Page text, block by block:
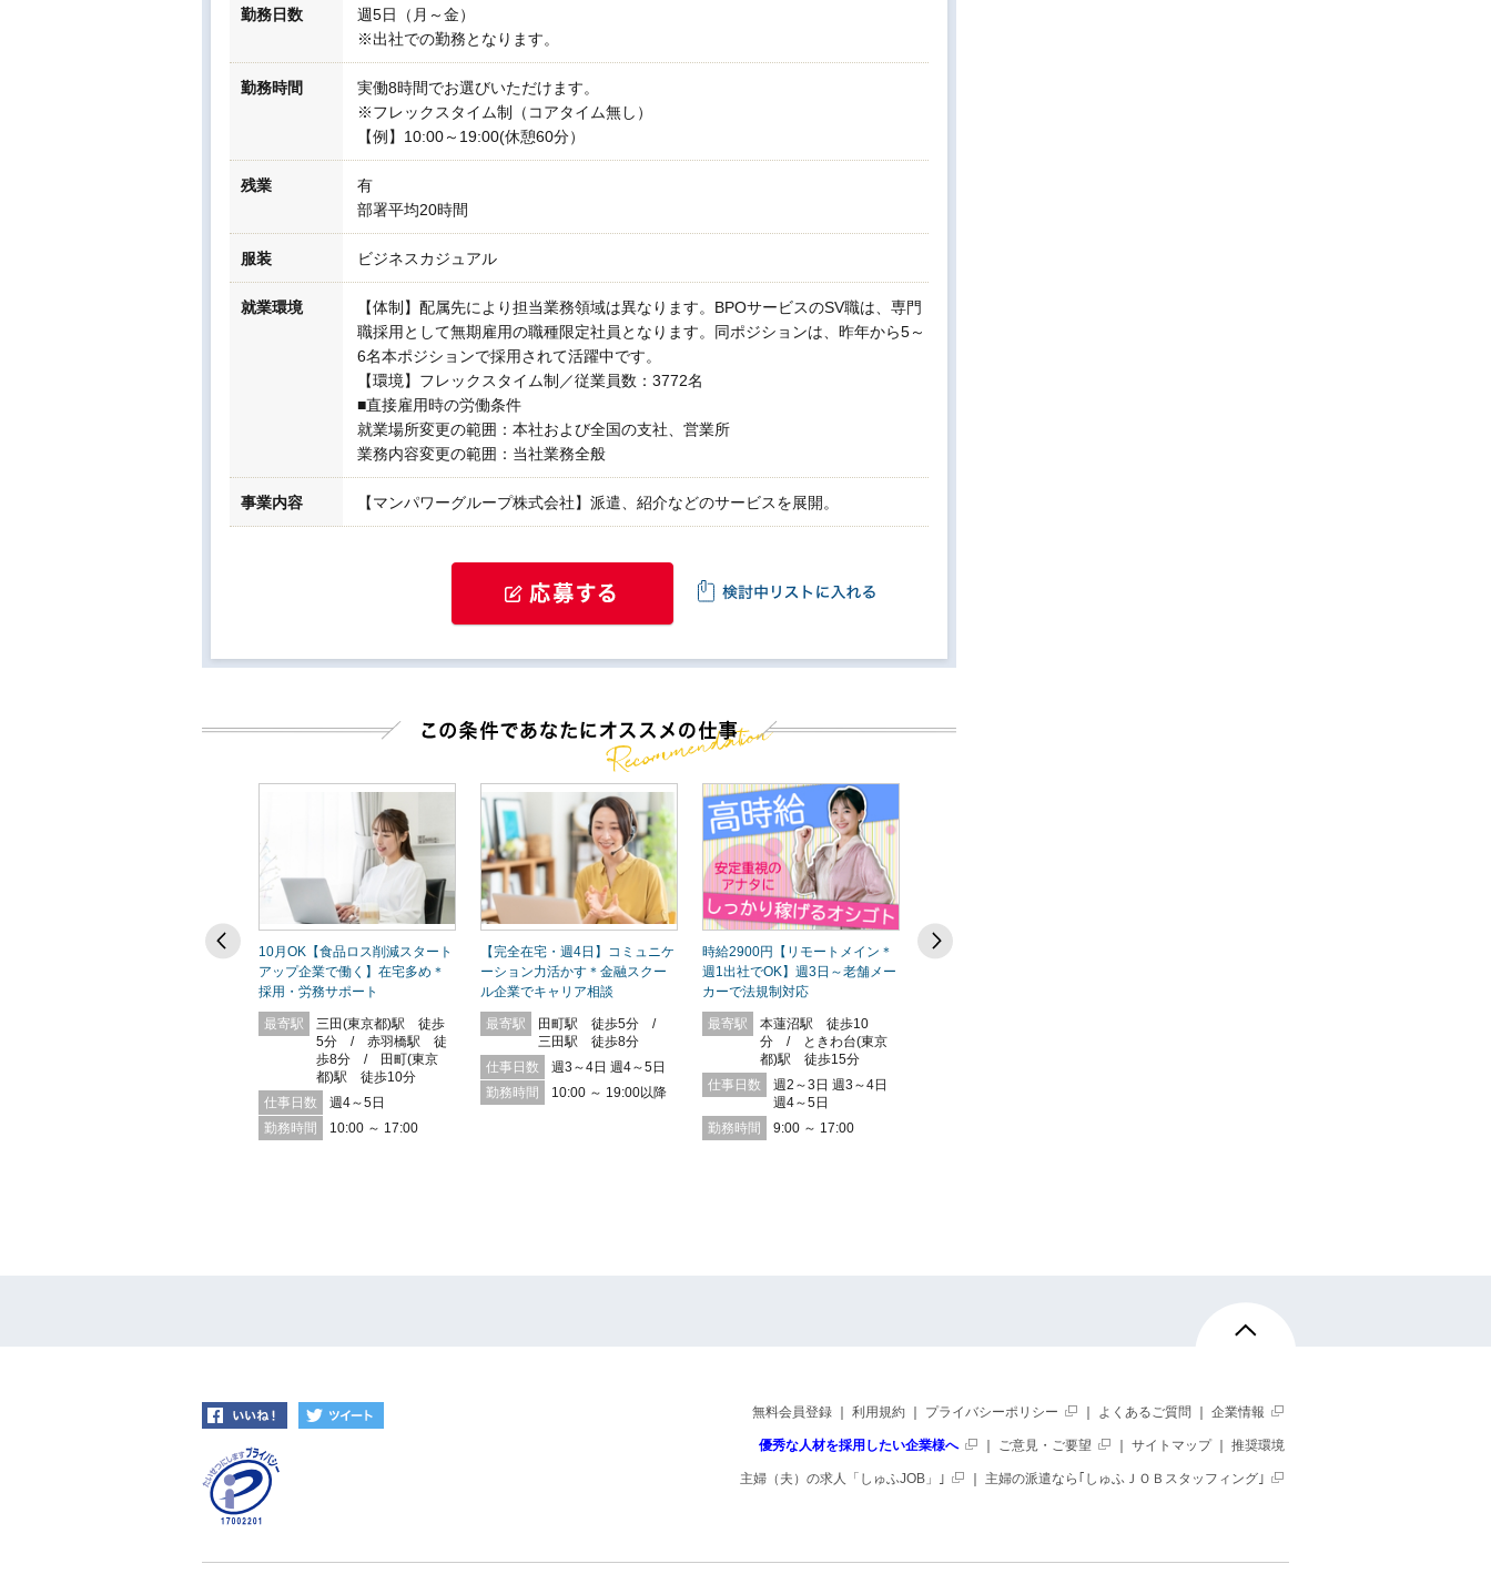
勤務日数
週5日（月～金）
※出社での勤務となります。
勤務時間
実働8時間でお選びいただけます。
※フレックスタイム制（コアタイム無し）
【例】10:00～19:00(休憩60分）
残業
有
部署平均20時間
服装 ビジネスカジュアル
就業環境
【体制】配属先により担当業務領域は異なります。BPOサービスのSV職は、専門
職採用として無期雇用の職種限定社員となります。同ポジションは、昨年から5～
6名本ポジションで採用されて活躍中です。
【環境】フレックスタイム制／従業員数：3772名
■直接雇用時の労働条件
就業場所変更の範囲：本社および全国の支社、営業所
業務内容変更の範囲：当社業務全般
事業内容 【マンパワーグループ株式会社】派遣、紹介などのサービスを展開。
【出社は初日のみ！フルリモー
10月OK【食品ロス削減スタート
アップ企業で働く】在宅多め＊
採用・労務サポート
最寄駅
三田(東京都)駅 徒歩
5分 / 赤羽橋駅 徒
歩8分 / 田町(東京
都)駅 徒歩10分
仕事日数
週4～5日
勤務時間
10:00 ～ 17:00
【完全在宅・週4日】コミュニケ
ーション力活かす＊金融スクー
ル企業でキャリア相談
最寄駅
田町駅 徒歩5分 /
三田駅 徒歩8分
仕事日数
週3～4日 週4～5日
勤務時間
10:00 ～ 19:00以降
時給2900円【リモートメイン＊
週1出社でOK】週3日～老舗メー
カーで法規制対応
最寄駅
本蓮沼駅 徒歩10
分 / ときわ台(東京
都)駅 徒歩15分
仕事日数
週2～3日 週3～4日
週4～5日
勤務時間
9:00 ～ 17:00
【正社員登用前提の紹介予定派
無料会員登録 利用規約 プライバシーポリシー よくあるご質問 企業情報
優秀な人材を採用したい企業様へ ご意見・ご要望 サイトマップ｜ 推奨環境
主婦の派遣なら｢しゅふＪＯＢスタッフィング｣
主婦（夫）の求人「しゅふJOB」｣